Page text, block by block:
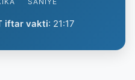
iftar vakti: 21:17